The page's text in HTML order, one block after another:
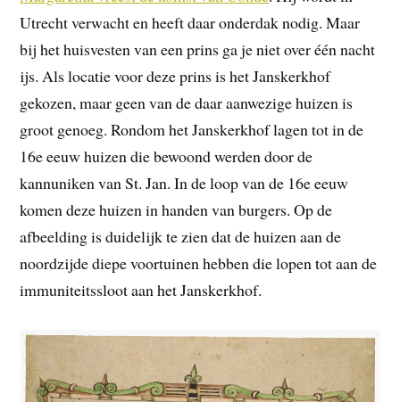
Utrecht verwacht en heeft daar onderdak nodig. Maar
bij het huisvesten van een prins ga je niet over één nacht
ijs. Als locatie voor deze prins is het Janskerkhof
gekozen, maar geen van de daar aanwezige huizen is
groot genoeg. Rondom het Janskerkhof lagen tot in de
16e eeuw huizen die bewoond werden door de
kannuniken van St. Jan. In de loop van de 16e eeuw
komen deze huizen in handen van burgers. Op de
afbeelding is duidelijk te zien dat de huizen aan de
noordzijde diepe voortuinen hebben die lopen tot aan de
immuniteitssloot aan het Janskerkhof.